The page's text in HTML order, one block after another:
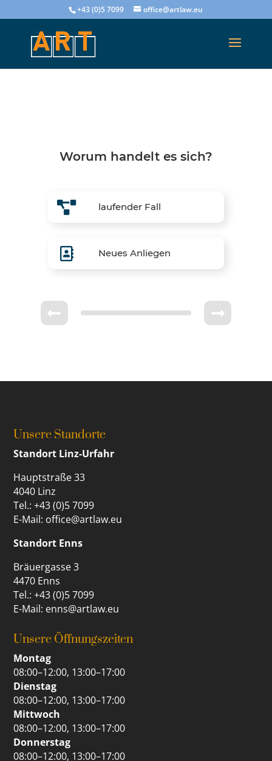
+43 (0)5 7099 office@artlaw.eu
Worum handelt es sich?
laufender Fall
Neues Anliegen
Unsere Standorte
Standort Linz-Urfahr
Hauptstraße 33
4040 Linz
Tel.: +43 (0)5 7099
E-Mail: office@artlaw.eu
Standort Enns
Bräuergasse 3
4470 Enns
Tel.: +43 (0)5 7099
E-Mail: enns@artlaw.eu
Unsere Öffnungszeiten
Montag
08:00–12:00, 13:00–17:00
Dienstag
08:00–12:00, 13:00–17:00
Mittwoch
08:00–12:00, 13:00–17:00
Donnerstag
08:00–12:00, 13:00–17:00